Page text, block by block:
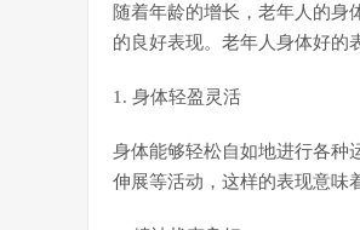
随着年龄的增长，老年人的身
的良好表现。老年人身体好的
1. 身体轻盈灵活
身体能够轻松自如地进行各种
伸展等活动，这样的表现意味